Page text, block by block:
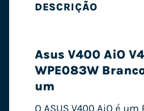
DESCRIÇÃO
Asus V400 AiO
WPE083W
um
O ASUS V400 AiO é